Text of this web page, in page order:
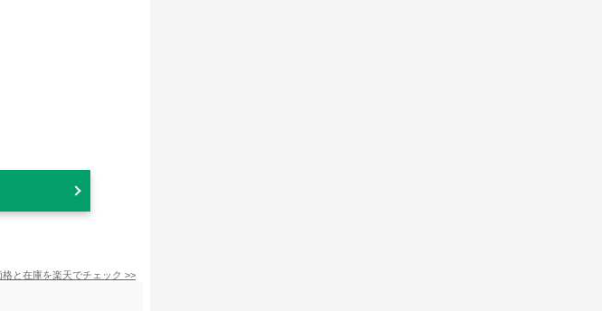
格と在庫を楽天でチェック >>